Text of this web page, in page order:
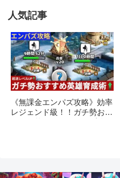
人気記事
《無課金エンパズ攻略》効率
レジェンド級！！ガチ勢おす